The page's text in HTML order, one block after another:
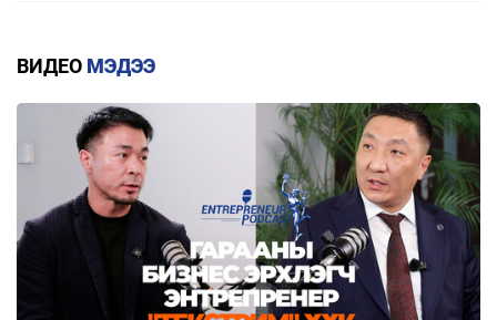
ЕАЭЗХ, ТҮҮНИЙ ГИШҮҮН ОРНУУДААС МОНГОЛ
УЛС РУУ ХӨНГӨЛТТЭЙ ТАРИФААР
ИМПОРТЛОХ 367 БАРААНЫ ЖАГСААЛТ
2026/07/20
МОНГОЛ УЛС БОЛОН ЕВРАЗИЙН ЭДИЙН
ВИДЕО МЭДЭЭ